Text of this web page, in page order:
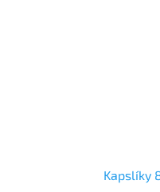
Kapslíky